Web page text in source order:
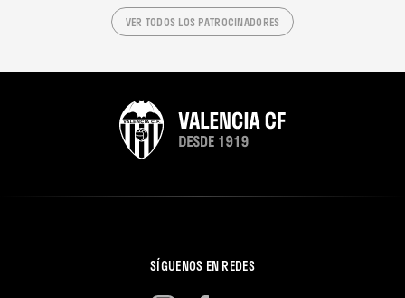
VER TODOS LOS PATROCINADORES
SÍGUENOS EN REDES